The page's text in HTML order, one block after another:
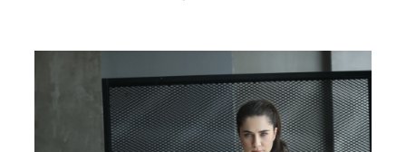
Accesorii bărbați
Lavalieră costum
Butoni cămașă mire